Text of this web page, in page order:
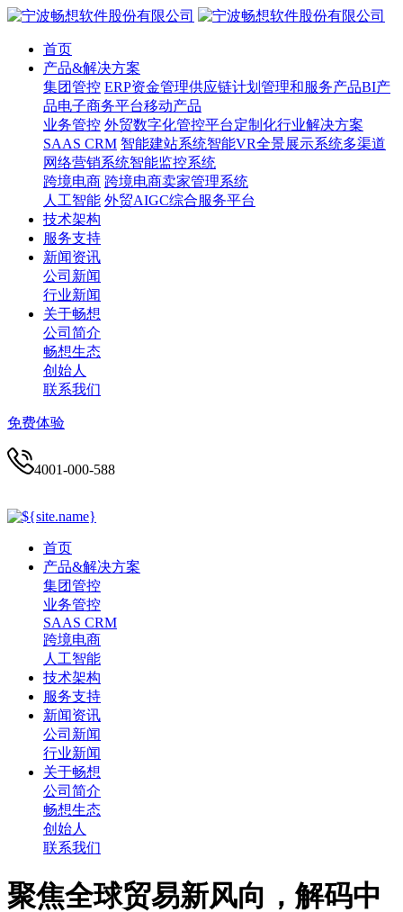
首页
产品&解决方案
集团管控 ERP资金管理供应链计划管理和服务产品BI产
品电子商务平台移动产品
业务管控 外贸数字化管控平台定制化行业解决方案
SAAS CRM 智能建站系统智能VR全景展示系统多渠道
网络营销系统智能监控系统
跨境电商 跨境电商卖家管理系统
人工智能 外贸AIGC综合服务平台
技术架构
服务支持
新闻资讯
公司新闻
行业新闻
关于畅想
公司简介
畅想生态
创始人
联系我们
免费体验
4001-000-588
首页
产品&解决方案
集团管控
业务管控
SAAS CRM
跨境电商
人工智能
技术架构
服务支持
新闻资讯
公司新闻
行业新闻
关于畅想
公司简介
畅想生态
创始人
联系我们
聚焦全球贸易新风向，解码中